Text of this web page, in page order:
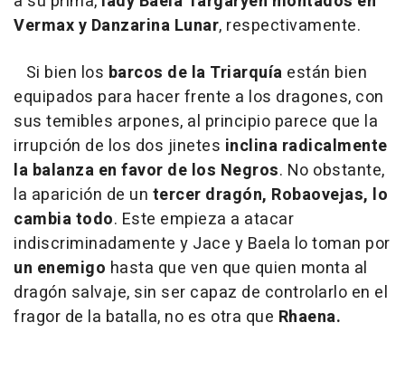
Vermax y Danzarina Lunar, respectivamente.
Si bien los barcos de la Triarquía están bien
equipados para hacer frente a los dragones, con
sus temibles arpones, al principio parece que la
irrupción de los dos jinetes inclina radicalmente
la balanza en favor de los Negros. No obstante,
la aparición de un tercer dragón, Robaovejas, lo
cambia todo. Este empieza a atacar
indiscriminadamente y Jace y Baela lo toman por
un enemigo hasta que ven que quien monta al
dragón salvaje, sin ser capaz de controlarlo en el
fragor de la batalla, no es otra que Rhaena.